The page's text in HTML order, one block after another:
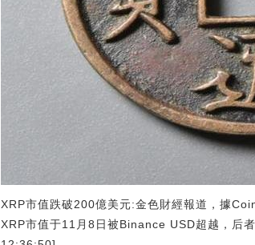
XRP市值跌破200億美元:金色財經報道，據
XRP市值于11月8日被Binance USD超越，后